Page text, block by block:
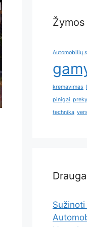
Žymos
Automobilių
kremavimas
pinigai
technika